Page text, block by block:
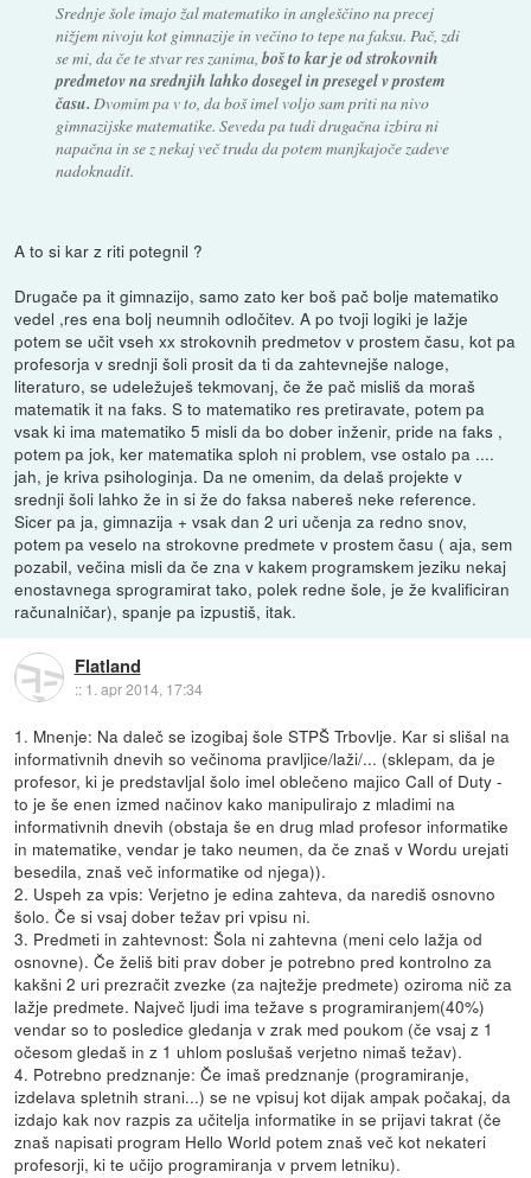
Srednje šole imajo žal matematiko in angleščino na precej
nižjem nivoju kot gimnazije in večino to tepe na faksu. Pač, zdi
se mi, da če te stvar res zanima, boš to kar je od strokovnih
predmetov na srednjih lahko dosegel in presegel v prostem
času. Dvomim pa v to, da boš imel voljo sam priti na nivo
gimnazijske matematike. Seveda pa tudi drugačna izbira ni
napačna in se z nekaj več truda da potem manjkajoče zadeve
nadoknadit.
A to si kar z riti potegnil ?
Drugače pa it gimnazijo, samo zato ker boš pač bolje matematiko
vedel ,res ena bolj neumnih odločitev. A po tvoji logiki je lažje
potem se učit vseh xx strokovnih predmetov v prostem času, kot pa
profesorja v srednji šoli prosit da ti da zahtevnejše naloge,
literaturo, se udeležuješ tekmovanj, če že pač misliš da moraš
matematik it na faks. S to matematiko res pretiravate, potem pa
vsak ki ima matematiko 5 misli da bo dober inženir, pride na faks ,
potem pa jok, ker matematika sploh ni problem, vse ostalo pa ....
jah, je kriva psihologinja. Da ne omenim, da delaš projekte v
srednji šoli lahko že in si že do faksa nabereš neke reference.
Sicer pa ja, gimnazija + vsak dan 2 uri učenja za redno snov,
potem pa veselo na strokovne predmete v prostem času ( aja, sem
pozabil, večina misli da če zna v kakem programskem jeziku nekaj
enostavnega sprogramirat tako, polek redne šole, je že kvalificiran
računalničar), spanje pa izpustiš, itak.
Flatland
:: 1. apr 2014, 17:34
1. Mnenje: Na daleč se izogibaj šole STPŠ Trbovlje. Kar si slišal na
informativnih dnevih so večinoma pravljice/laži/... (sklepam, da je
profesor, ki je predstavljal šolo imel oblečeno majico Call of Duty -
to je še enen izmed načinov kako manipulirajo z mladimi na
informativnih dnevih (obstaja še en drug mlad profesor informatike
in matematike, vendar je tako neumen, da če znaš v Wordu urejati
besedila, znaš več informatike od njega)).
2. Uspeh za vpis: Verjetno je edina zahteva, da narediš osnovno
šolo. Če si vsaj dober težav pri vpisu ni.
3. Predmeti in zahtevnost: Šola ni zahtevna (meni celo lažja od
osnovne). Če želiš biti prav dober je potrebno pred kontrolno za
kakšni 2 uri prezračit zvezke (za najtežje predmete) oziroma nič za
lažje predmete. Največ ljudi ima težave s programiranjem(40%)
vendar so to posledice gledanja v zrak med poukom (če vsaj z 1
očesom gledaš in z 1 uhlom poslušaš verjetno nimaš težav).
4. Potrebno predznanje: Če imaš predznanje (programiranje,
izdelava spletnih strani...) se ne vpisuj kot dijak ampak počakaj, da
izdajo kak nov razpis za učitelja informatike in se prijavi takrat (če
znaš napisati program Hello World potem znaš več kot nekateri
profesorji, ki te učijo programiranja v prvem letniku).